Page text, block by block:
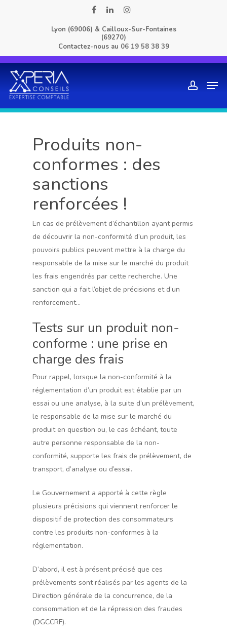
facebooklinkedininstagram
Lyon (69006) & Cailloux-Sur-Fontaines
(69270)
Contactez-nous au 06 19 58 38 39
Produits non-
conformes : des
sanctions
renforcées !
En cas de prélèvement d’échantillon ayant permis
de découvrir la non-conformité d’un produit, les
pouvoirs publics peuvent mettre à la charge du
responsable de la mise sur le marché du produit
les frais engendrés par cette recherche. Une
sanction qui a fait l’objet de précisions et d’un
renforcement…
Tests sur un produit non-
conforme : une prise en
charge des frais
Pour rappel, lorsque la non-conformité à la
réglementation d’un produit est établie par un
essai ou une analyse, à la suite d’un prélèvement,
le responsable de la mise sur le marché du
produit en question ou, le cas échéant, toute
autre personne responsable de la non-
conformité, supporte les frais de prélèvement, de
transport, d’analyse ou d’essai.
Le Gouvernement a apporté à cette règle
plusieurs précisions qui viennent renforcer le
dispositif de protection des consommateurs
contre les produits non-conformes à la
réglementation.
D’abord, il est à présent précisé que ces
prélèvements sont réalisés par les agents de la
Direction générale de la concurrence, de la
consommation et de la répression des fraudes
(DGCCRF).